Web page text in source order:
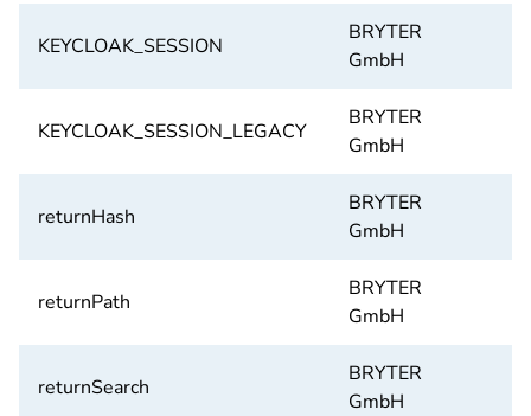
KEYCLOAK_SESSION
BRYTER
GmbH
KEYCLOAK_SESSION_LEGACY
BRYTER
GmbH
returnHash
BRYTER
GmbH
returnPath
BRYTER
GmbH
returnSearch
BRYTER
GmbH